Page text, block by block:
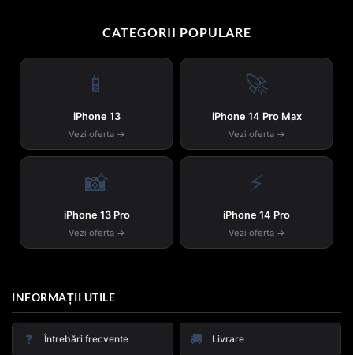
CATEGORII POPULARE
📱
iPhone 13
Vezi oferta →
🚀
iPhone 14 Pro Max
Vezi oferta →
📸
iPhone 13 Pro
Vezi oferta →
⚡
iPhone 14 Pro
Vezi oferta →
INFORMAȚII UTILE
❓ Întrebări frecvente 🚚 Livrare